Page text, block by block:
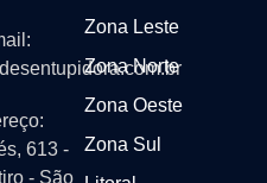
613 -
- São
Zona Leste
Zona Norte
Zona Oeste
Zona Sul